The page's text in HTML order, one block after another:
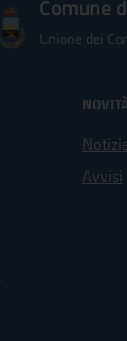
Comune
Unione dei
Avvisi